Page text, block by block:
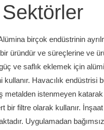
birçok endüstrinin
üründür ve süreçlerine ve
ve saflık eklemek için
Havacılık endüstrisi
metalden istenmeyen
bir filtre olarak kullanır.
Uygulamadan